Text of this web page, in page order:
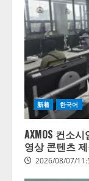
ぐ
と
れ
信
る
「
の
ム
捕
虫
り
新着 한국어
AXMOS 컨소
영상 콘텐츠
2026/08/07/